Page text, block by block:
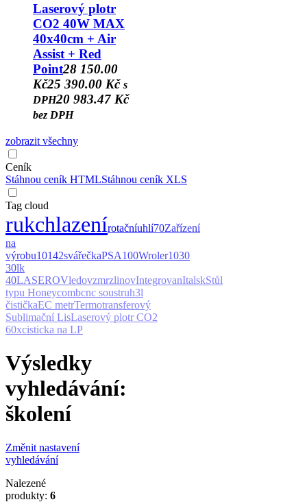
Laserový plotr
CO2 40W MAX
40x40cm + Air
Assist + Red
Point28 150.00
Kč25 390.00 Kč s
DPH20 983.47 Kč
bez DPH
zobrazit všechny
Ceník
Stáhnou ceník HTMLStáhnou ceník XLS
Tag cloud
rukchlazenírotačníuhlí70Zařízení
na
výrobu10142svářečkaPSA100Wroler1030
30lk
40LASEROVledovzmrzlinovIntegrovanItalskStůl
typu Honeycombcnc soustruh3l
čističkaEC metrTermotransferový
Sublimační LisLaserový plotr CO2
60xcisticka na LP
Výsledky
vyhledávání:
školení
Změnit nastavení
vyhledávání
Nalezené
produkty: 6